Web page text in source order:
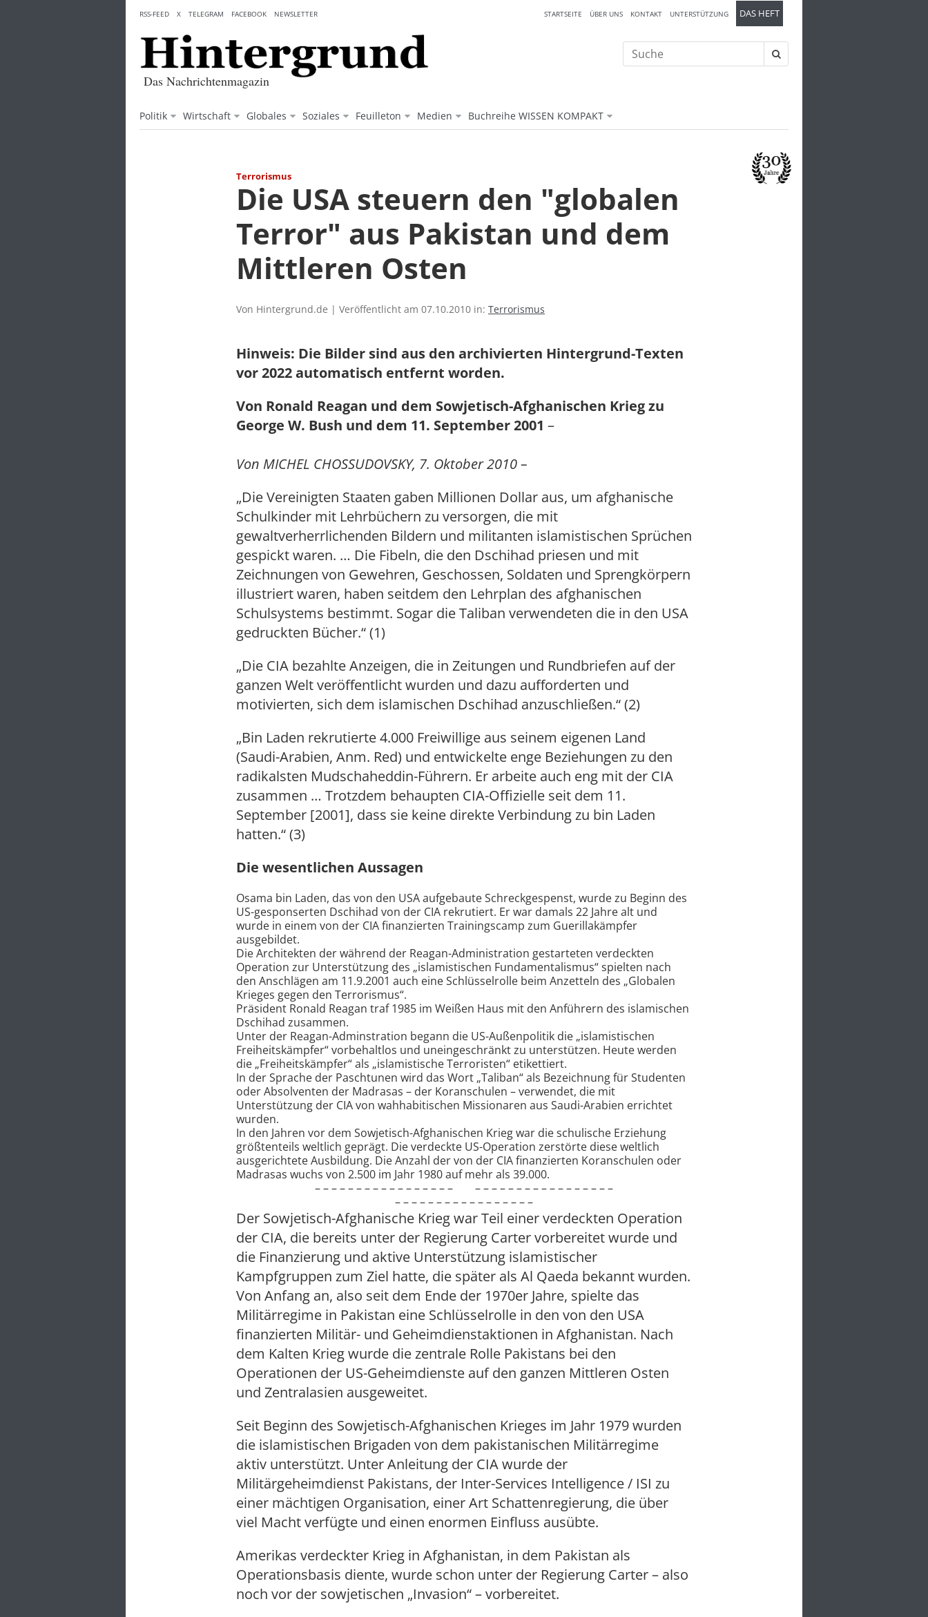
content
Das Nachrichtenmagazin
Politik Wirtschaft Globales Soziales Feuilleton Medien Buchreihe WISSEN KOMPAKT
STARTSEITE ÜBER UNS KONTAKT UNTERSTÜTZUNG DAS HEFT
RSS-FEED X TELEGRAM FACEBOOK NEWSLETTER
Suche
nach:
Terrorismus
Die USA steuern den "globalen
Terror" aus Pakistan und dem
Mittleren Osten
Von Hintergrund.de | Veröffentlicht am 07.10.2010 in: Terrorismus
Hinweis: Die Bilder sind aus den archivierten Hintergrund-Texten
vor 2022 automatisch entfernt worden.
Von Ronald Reagan und dem Sowjetisch-Afghanischen Krieg zu
George W. Bush und dem 11. September 2001 –
Von MICHEL CHOSSUDOVSKY, 7. Oktober 2010 –
„Die Vereinigten Staaten gaben Millionen Dollar aus, um afghanische
Schulkinder mit Lehrbüchern zu versorgen, die mit
gewaltverherrlichenden Bildern und militanten islamistischen Sprüchen
gespickt waren. … Die Fibeln, die den Dschihad priesen und mit
Zeichnungen von Gewehren, Geschossen, Soldaten und Sprengkörpern
illustriert waren, haben seitdem den Lehrplan des afghanischen
Schulsystems bestimmt. Sogar die Taliban verwendeten die in den USA
gedruckten Bücher.“ (1)
„Die CIA bezahlte Anzeigen, die in Zeitungen und Rundbriefen auf der
ganzen Welt veröffentlicht wurden und dazu aufforderten und
motivierten, sich dem islamischen Dschihad anzuschließen.“ (2)
„Bin Laden rekrutierte 4.000 Freiwillige aus seinem eigenen Land
(Saudi-Arabien, Anm. Red) und entwickelte enge Beziehungen zu den
radikalsten Mudschaheddin-Führern. Er arbeite auch eng mit der CIA
zusammen … Trotzdem behaupten CIA-Offizielle seit dem 11.
September [2001], dass sie keine direkte Verbindung zu bin Laden
hatten.“ (3)
Die wesentlichen Aussagen
Osama bin Laden, das von den USA aufgebaute Schreckgespenst, wurde zu Beginn des
US-gesponserten Dschihad von der CIA rekrutiert. Er war damals 22 Jahre alt und
wurde in einem von der CIA finanzierten Trainingscamp zum Guerillakämpfer
ausgebildet.
Die Architekten der während der Reagan-Administration gestarteten verdeckten
Operation zur Unterstützung des „islamistischen Fundamentalismus“ spielten nach
den Anschlägen am 11.9.2001 auch eine Schlüsselrolle beim Anzetteln des „Globalen
Krieges gegen den Terrorismus“.
Präsident Ronald Reagan traf 1985 im Weißen Haus mit den Anführern des islamischen
Dschihad zusammen.
Unter der Reagan-Adminstration begann die US-Außenpolitik die „islamistischen
Freiheitskämpfer“ vorbehaltlos und uneingeschränkt zu unterstützen. Heute werden
die „Freiheitskämpfer“ als „islamistische Terroristen“ etikettiert.
In der Sprache der Paschtunen wird das Wort „Taliban“ als Bezeichnung für Studenten
oder Absolventen der Madrasas – der Koranschulen – verwendet, die mit
Unterstützung der CIA von wahhabitischen Missionaren aus Saudi-Arabien errichtet
wurden.
In den Jahren vor dem Sowjetisch-Afghanischen Krieg war die schulische Erziehung
größtenteils weltlich geprägt. Die verdeckte US-Operation zerstörte diese weltlich
ausgerichtete Ausbildung. Die Anzahl der von der CIA finanzierten Koranschulen oder
Madrasas wuchs von 2.500 im Jahr 1980 auf mehr als 39.000.
– – – – – – – – – – – – – – – – – – – – – – – – – – – – – – – – – –
– – – – – – – – – – – – – – – – –
Der Sowjetisch-Afghanische Krieg war Teil einer verdeckten Operation
der CIA, die bereits unter der Regierung Carter vorbereitet wurde und
die Finanzierung und aktive Unterstützung islamistischer
Kampfgruppen zum Ziel hatte, die später als Al Qaeda bekannt wurden.
Von Anfang an, also seit dem Ende der 1970er Jahre, spielte das
Militärregime in Pakistan eine Schlüsselrolle in den von den USA
finanzierten Militär- und Geheimdienstaktionen in Afghanistan. Nach
dem Kalten Krieg wurde die zentrale Rolle Pakistans bei den
Operationen der US-Geheimdienste auf den ganzen Mittleren Osten
und Zentralasien ausgeweitet.
Seit Beginn des Sowjetisch-Afghanischen Krieges im Jahr 1979 wurden
die islamistischen Brigaden von dem pakistanischen Militärregime
aktiv unterstützt. Unter Anleitung der CIA wurde der
Militärgeheimdienst Pakistans, der Inter-Services Intelligence / ISI zu
einer mächtigen Organisation, einer Art Schattenregierung, die über
viel Macht verfügte und einen enormen Einfluss ausübte.
Amerikas verdeckter Krieg in Afghanistan, in dem Pakistan als
Operationsbasis diente, wurde schon unter der Regierung Carter – also
noch vor der sowjetischen „Invasion“ – vorbereitet.